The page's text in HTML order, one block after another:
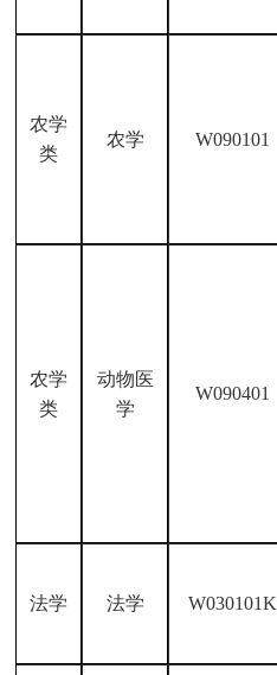
农学
类
农学 W090101
农学
类
动物医
学
W090401
法学 法学 W030101K